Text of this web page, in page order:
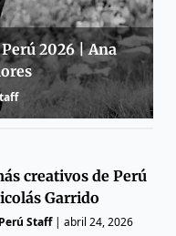
2026 | Ana
creativos de Perú
Garrido
Staff|abril 24, 2026